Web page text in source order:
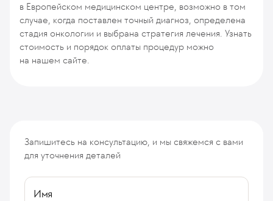
в Европейском медицинском центре, возможно в том
случае, когда поставлен точный диагноз, определена
стадия онкологии и выбрана стратегия лечения. Узнать
стоимость и порядок оплаты процедур можно
на нашем сайте.
Запишитесь на консультацию, и мы свяжемся с вами
для уточнения деталей
Имя